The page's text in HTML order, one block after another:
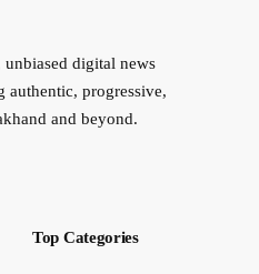
digital news
authentic, progressive,
and beyond.
Top Categories